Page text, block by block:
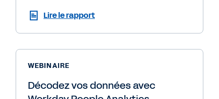
Lire le rapport
WEBINAIRE
Décodez vos données avec